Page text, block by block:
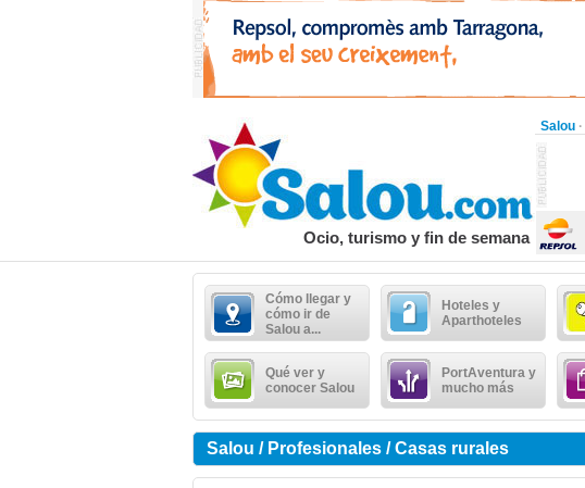
Salou ·
Ocio, turismo y fin de semana
Cómo llegar y
cómo ir de
Salou a...
Hoteles y
Aparthoteles
Qué ver y
conocer Salou
PortAventura y
mucho más
Salou / Profesionales / Casas rurales